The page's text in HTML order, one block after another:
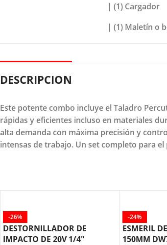
| (1) Cargador
| (1) Maletín o
DESCRIPCION
Este potente combo incluye el Taladro
rápidas y eficientes incluso en materiales
alta demanda con máxima precisión y
intensas de trabajo. Un set completo para
-26%
DESTORNILLADOR DE
IMPACTO DE 20V 1/4″
-24%
ESMERIL
150MM